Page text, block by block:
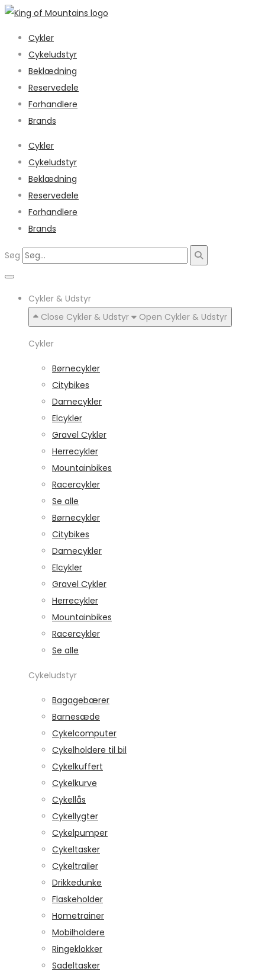
Cykler
Cykeludstyr
Beklædning
Reservedele
Forhandlere
Brands
Cykler
Cykeludstyr
Beklædning
Reservedele
Forhandlere
Brands
Søg
Cykler & Udstyr
Close Cykler & Udstyr
Open Cykler & Udstyr
Cykler
Børnecykler
Citybikes
Damecykler
Elcykler
Gravel Cykler
Herrecykler
Mountainbikes
Racercykler
Se alle
Børnecykler
Citybikes
Damecykler
Elcykler
Gravel Cykler
Herrecykler
Mountainbikes
Racercykler
Se alle
Cykeludstyr
Bagagebærer
Barnesæde
Cykelcomputer
Cykelholdere til bil
Cykelkuffert
Cykelkurve
Cykellås
Cykellygter
Cykelpumper
Cykeltasker
Cykeltrailer
Drikkedunke
Flaskeholder
Hometrainer
Mobilholdere
Ringeklokker
Sadeltasker